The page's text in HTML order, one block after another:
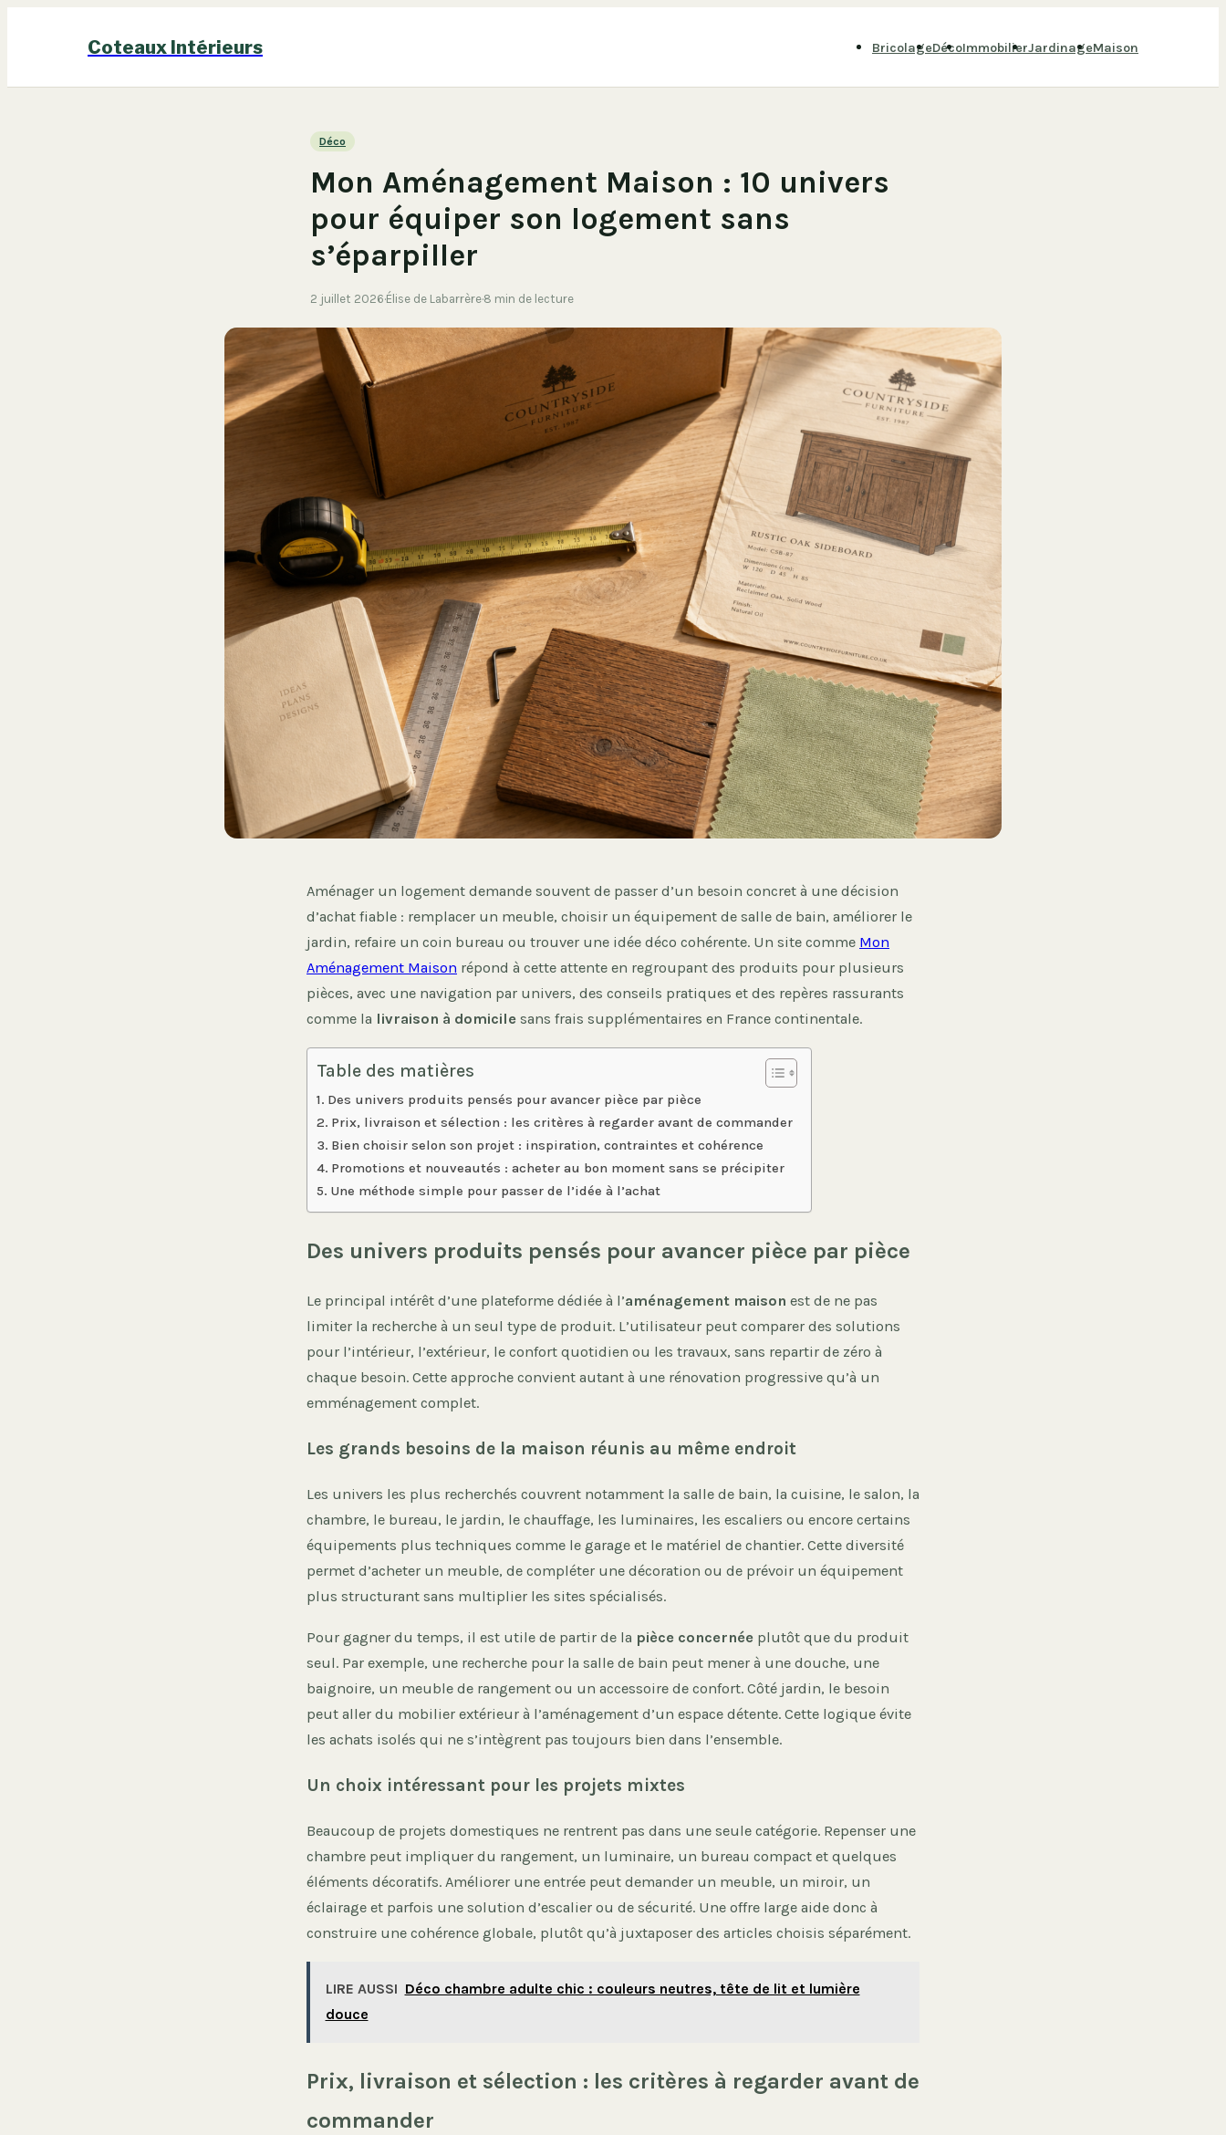
Coteaux Intérieurs BricolageDécoImmobilierJardinageMaison
Déco
Mon Aménagement Maison : 10 univers
pour équiper son logement sans
s’éparpiller
2 juillet 2026·Élise de Labarrère·8 min de lecture
Aménager un logement demande souvent de passer d’un besoin concret à une décision
d’achat fiable : remplacer un meuble, choisir un équipement de salle de bain, améliorer le
jardin, refaire un coin bureau ou trouver une idée déco cohérente. Un site comme Mon
Aménagement Maison répond à cette attente en regroupant des produits pour plusieurs
pièces, avec une navigation par univers, des conseils pratiques et des repères rassurants
comme la livraison à domicile sans frais supplémentaires en France continentale.
Table des matières
Des univers produits pensés pour avancer pièce par pièce
Prix, livraison et sélection : les critères à regarder avant de commander
Bien choisir selon son projet : inspiration, contraintes et cohérence
Promotions et nouveautés : acheter au bon moment sans se précipiter
Une méthode simple pour passer de l’idée à l’achat
Des univers produits pensés pour avancer pièce par pièce
Le principal intérêt d’une plateforme dédiée à l’aménagement maison est de ne pas
limiter la recherche à un seul type de produit. L’utilisateur peut comparer des solutions
pour l’intérieur, l’extérieur, le confort quotidien ou les travaux, sans repartir de zéro à
chaque besoin. Cette approche convient autant à une rénovation progressive qu’à un
emménagement complet.
Les grands besoins de la maison réunis au même endroit
Les univers les plus recherchés couvrent notamment la salle de bain, la cuisine, le salon, la
chambre, le bureau, le jardin, le chauffage, les luminaires, les escaliers ou encore certains
équipements plus techniques comme le garage et le matériel de chantier. Cette diversité
permet d’acheter un meuble, de compléter une décoration ou de prévoir un équipement
plus structurant sans multiplier les sites spécialisés.
Pour gagner du temps, il est utile de partir de la pièce concernée plutôt que du produit
seul. Par exemple, une recherche pour la salle de bain peut mener à une douche, une
baignoire, un meuble de rangement ou un accessoire de confort. Côté jardin, le besoin
peut aller du mobilier extérieur à l’aménagement d’un espace détente. Cette logique évite
les achats isolés qui ne s’intègrent pas toujours bien dans l’ensemble.
Un choix intéressant pour les projets mixtes
Beaucoup de projets domestiques ne rentrent pas dans une seule catégorie. Repenser une
chambre peut impliquer du rangement, un luminaire, un bureau compact et quelques
éléments décoratifs. Améliorer une entrée peut demander un meuble, un miroir, un
éclairage et parfois une solution d’escalier ou de sécurité. Une offre large aide donc à
construire une cohérence globale, plutôt qu’à juxtaposer des articles choisis séparément.
LIRE AUSSI Déco chambre adulte chic : couleurs neutres, tête de lit et lumière
douce
Prix, livraison et sélection : les critères à regarder avant de
commander